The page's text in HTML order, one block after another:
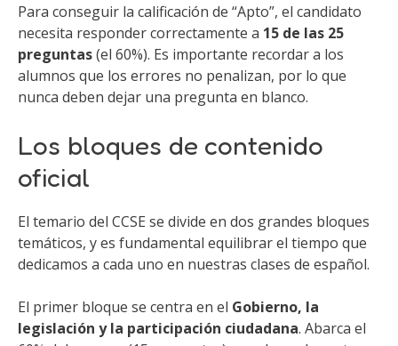
Para conseguir la calificación de “Apto”, el candidato
necesita responder correctamente a 15 de las 25
preguntas(el 60%). Es importante recordar a los
alumnos que los errores no penalizan, por lo que
nunca deben dejar una pregunta en blanco.
Los bloques de contenido
oficial
El temario del CCSE se divide en dos grandes bloques
temáticos, y es fundamental equilibrar el tiempo que
dedicamos a cada uno en nuestras clases de español.
El primer bloque se centra en el Gobierno, la
legislación y la participación ciudadana. Abarca el